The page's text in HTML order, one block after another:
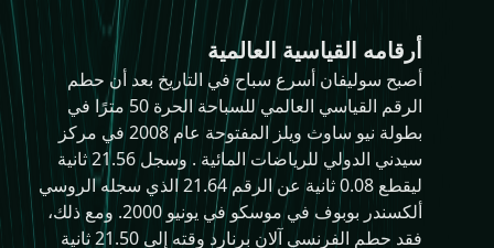
أرقامه القياسية العالمية
أصبح سوليفان أسرع سباح في التاريخ بعد أن حطم
الرقم القياسي العالمي للسباحة الحرة 50 مترًا في
بطولة نيو ساوث ويلز المفتوحة عام 2008 في مركز
سيدني الدولي للرياضات المائية . وسجل 21.56 ثانية
ليقطع 0.08 ثانية عن الرقم 21.64 الذي سجله الروسي
ألكسندر بوبوف في موسكو في يونيو 2000. ومع ذلك،
فقد حطم الفرنسي آلان برنارد وقته إلى 21.50 ثانية